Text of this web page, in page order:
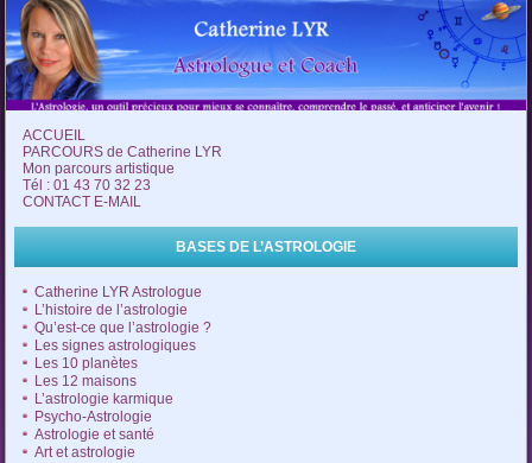
ACCUEIL
PARCOURS de Catherine LYR
Mon parcours artistique
Tél : 01 43 70 32 23
CONTACT E-MAIL
BASES DE L’ASTROLOGIE
Catherine LYR Astrologue
L’histoire de l’astrologie
Qu’est-ce que l’astrologie ?
Les signes astrologiques
Les 10 planètes
Les 12 maisons
L’astrologie karmique
Psycho-Astrologie
Astrologie et santé
Art et astrologie